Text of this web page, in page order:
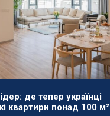
де тепер українці
квартири понад 100 м²